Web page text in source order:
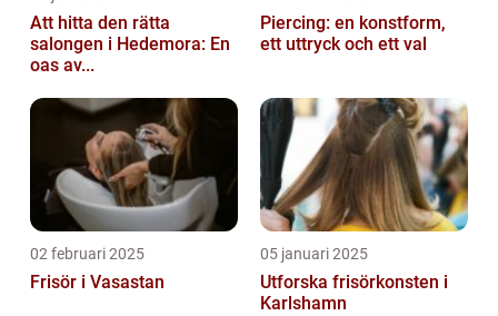
Att hitta den rätta
salongen i Hedemora: En
oas av...
Piercing: en konstform,
ett uttryck och ett val
02 februari 2025
Frisör i Vasastan
05 januari 2025
Utforska frisörkonsten i
Karlshamn